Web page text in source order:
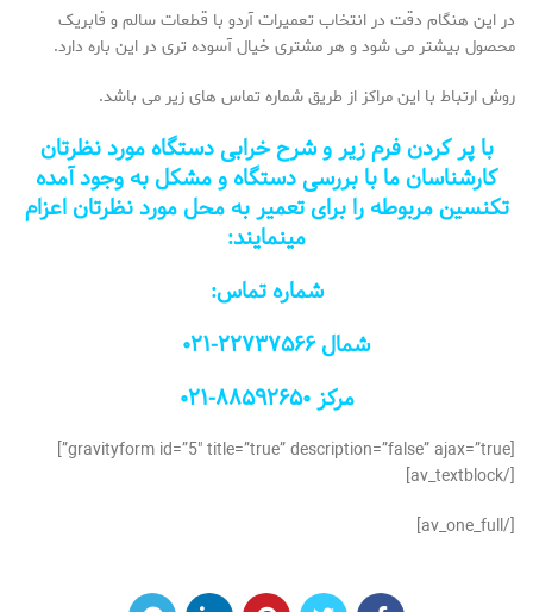
در این هنگام دقت در انتخاب تعمیرات آردو با قطعات سالم و فابریک
محصول بیشتر می شود و هر مشتری خیال آسوده تری در این باره دارد.
روش ارتباط با این مراکز از طریق شماره تماس های زیر می باشد.
با پر کردن فرم زیر و شرح خرابی دستگاه مورد نظرتان
کارشناسان ما با بررسی دستگاه و مشکل به وجود آمده
تکنسین مربوطه را برای تعمیر به محل مورد نظرتان اعزام
مینمایند:
شماره تماس:
شمال۲۲۷۳۷۵۶۶-۰۲۱
مرکز۸۸۵۹۲۶۵۰-۰۲۱
[gravityform id=”5″ title=”true” description=”false” ajax=”true”]
[/av_textblock]
[/av_one_full]